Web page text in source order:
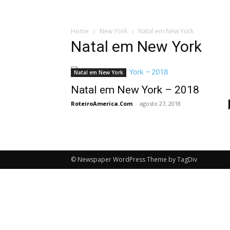
Home New York Natal em New York
Natal em New York
Natal em New York
Natal em New York – 2018
RoteiroAmerica.Com - agosto 27, 2018
© Newspaper WordPress Theme by TagDiv